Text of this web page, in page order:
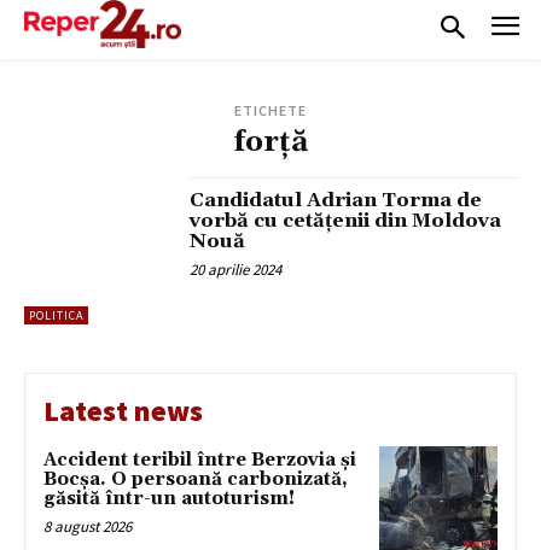
ETICHETE
forță
POLITICA
Candidatul Adrian Torma de
vorbă cu cetățenii din Moldova
Nouă
20 aprilie 2024
Latest news
Accident teribil între Berzovia și
Bocșa. O persoană carbonizată,
găsită într-un autoturism!
8 august 2026